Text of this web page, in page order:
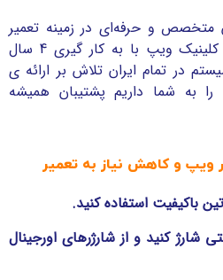
متخصص و حرفه‌ای در زمینه تعمیر
. ما در کلینیک ویپ با به کار گیری 4 سال
در تمام ایران تلاش بر ارائه ی
را به شما داریم پشتیبان همیشه
ویپ و کاهش نیاز به تعمیر
باکیفیت استفاده کنید.
شارژ کنید و از شارژرهای اورجینال